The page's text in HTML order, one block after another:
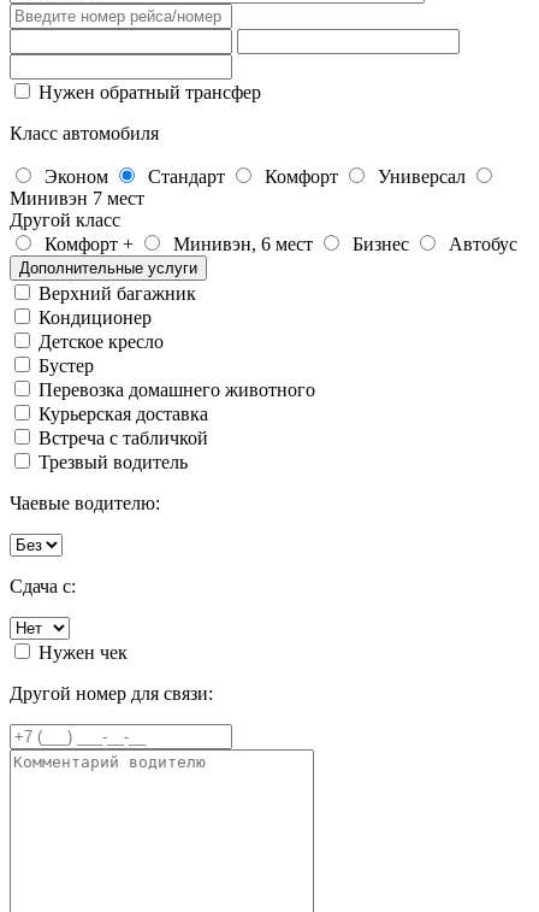
Нужен обратный трансфер
Класс автомобиля
Эконом Стандарт Комфорт
Универсал
Минивэн 7 мест
Другой класс
Комфорт +
Минивэн, 6 мест Бизнес Автобус
Дополнительные услуги
Верхний багажник
Кондиционер
Детское кресло
Бустер
Перевозка домашнего животного
Курьерская доставка
Встреча с табличкой
Трезвый водитель
Чаевые водителю:
Сдача с:
Нужен чек
Другой номер для связи: